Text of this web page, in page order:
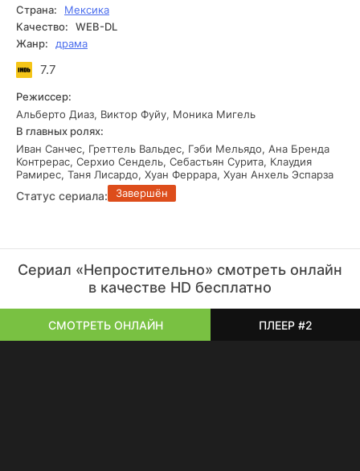
Страна:
Мексика
Качество:
WEB-DL
Жанр:
драма
7.7
Режиссер:
Альберто Диаз, Виктор Фуйу, Моника Мигель
В главных ролях:
Иван Санчес, Греттель Вальдес, Гэби Мельядо, Ана Бренда
Контрерас, Серхио Сендель, Себастьян Сурита, Клаудия
Рамирес, Таня Лисардо, Хуан Феррара, Хуан Анхель Эспарза
Статус сериала: Завершён
Сериал «Непростительно» смотреть онлайн
в качестве HD бесплатно
СМОТРЕТЬ ОНЛАЙН ПЛЕЕР #2